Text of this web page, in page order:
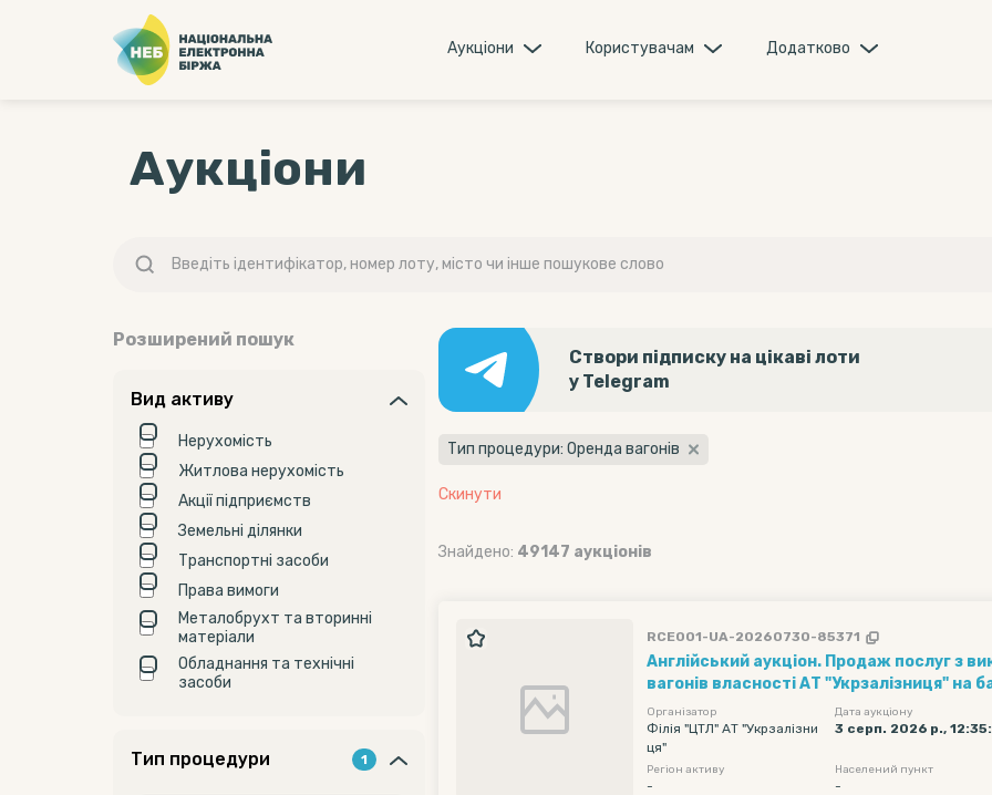
Аукцiони Користувачам Додатково
Аукціони
Розширений пошук
Вид активу
Нерухомість
Житлова нерухомість
Акції підприємств
Земельні ділянки
Транспортні засоби
Права вимоги
Металобрухт та вторинні
матеріали
Обладнання та технічні
засоби
Тип процедури 1
Створи підписку на цікаві лоти
у Telegram
Тип процедури: Оренда вагонів
Скинути
Знайдено: 49147 аукціонів
RCE001-UA-20260730-85371
Англійський аукціон. Продаж послуг з
вагонів власності АТ "Укрзалізниця" на
"Ліски" (1 вагон за 1 добу) рухомий
фітінгова довжиною 40 футів (20 шт) .
реалізації - 2050 грн/вагон на добу без
Навантаження та оформлення
Організатор
Філія "ЦТЛ" АТ "Укрзалізни
ця"
Дата аукціону
3 серп. 2026 р.,
Регіон активу
-
Населений пункт
-